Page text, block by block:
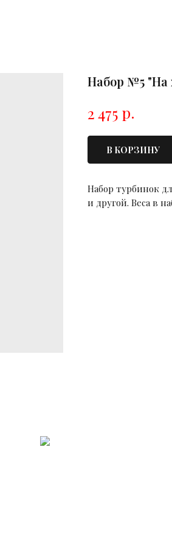
Набор №5 "На
2 475 р.
В КОРЗИНУ
Набор турбинок
и другой. Веса в